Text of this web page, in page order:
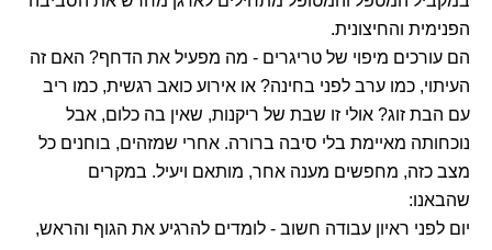
הפנימית והחיצונית.
הם עורכים מיפוי של טריגרים - מה מפעיל את הדחף? האם זה
העיתוי, כמו ערב לפני בחינה? או אירוע כואב רגשית, כמו ריב
עם הבת זוג? אולי זו שבת של ריקנות, שאין בה כלום, אבל
נוכחותה מאיימת בלי סיבה ברורה. אחרי שמזהים, בוחנים כל
מצב כזה, מחפשים מענה אחר, מותאם ויעיל. במקרים
שהבאנו:
יום לפני ראיון עבודה חשוב - לומדים להרגיע את הגוף והראש,